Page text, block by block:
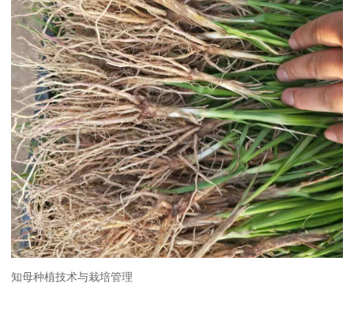
知母种植技术与栽培管理